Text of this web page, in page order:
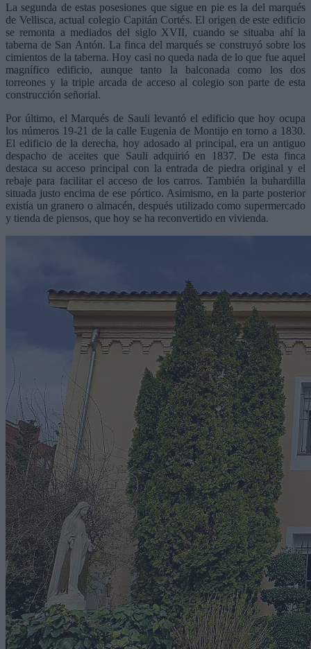
La segunda de estas posesiones que sigue en pie es la del marqués
de Vellisca, actual colegio Capitán Cortés. El origen de este edificio
se remonta a mediados del siglo XVII, cuando se situaba ahí la
taberna de San Antón. La finca del marqués se construyó sobre los
cimientos de la taberna. Hoy casi no queda nada de lo que fue aquel
magnífico edificio, aunque tanto la balconada como los dos
torreones y la triple arcada de acceso al colegio son parte de esta
construcción señorial.
Por último, el Marqués de Sauli levantó el edificio que hoy ocupa
los números 19-21 de la calle Eugenia de Montijo en torno a 1830.
El edificio de la derecha, hoy adosado al principal, era un antiguo
despacho de aceites que Sauli adquirió en 1837. De esta finca
destaca su acceso principal con la entrada de piedra original y el
rebaje para facilitar el acceso de los carros. También la buhardilla
situada justo encima de ese pórtico. Asimismo, en la parte posterior
existía un granero o almacén, después utilizado como supermercado
y tienda de piensos, que hoy se ha reconvertido en vivienda.